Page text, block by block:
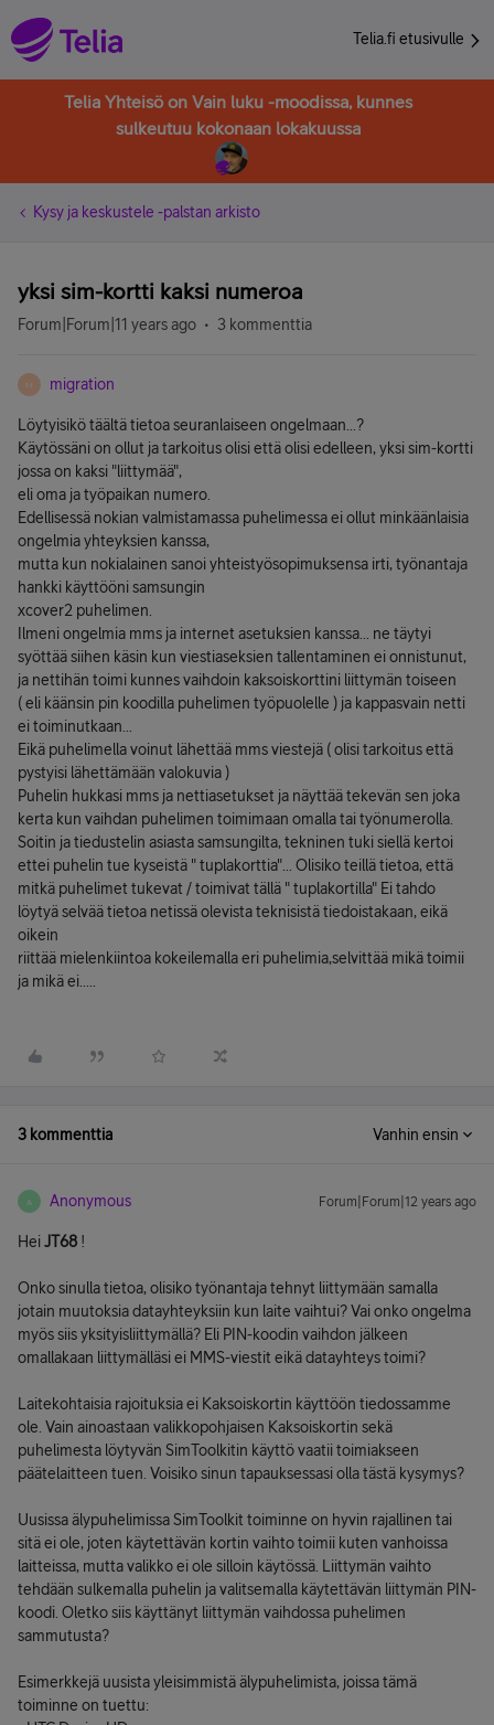
Telia.fi etusivulle
Telia Yhteisö on Vain luku -moodissa, kunnes
sulkeutuu kokonaan lokakuussa
Kysy ja keskustele -palstan arkisto
yksi sim-kortti kaksi numeroa
Forum|Forum|11 years ago 3 kommenttia
M migration
Löytyisikö täältä tietoa seuranlaiseen ongelmaan...?
Käytössäni on ollut ja tarkoitus olisi että olisi edelleen, yksi sim-kortti
jossa on kaksi "liittymää",
eli oma ja työpaikan numero.
Edellisessä nokian valmistamassa puhelimessa ei ollut minkäänlaisia
ongelmia yhteyksien kanssa,
mutta kun nokialainen sanoi yhteistyösopimuksensa irti, työnantaja
hankki käyttööni samsungin
xcover2 puhelimen.
Ilmeni ongelmia mms ja internet asetuksien kanssa... ne täytyi
syöttää siihen käsin kun viestiaseksien tallentaminen ei onnistunut,
ja nettihän toimi kunnes vaihdoin kaksoiskorttini liittymän toiseen
( eli käänsin pin koodilla puhelimen työpuolelle ) ja kappasvain netti
ei toiminutkaan...
Eikä puhelimella voinut lähettää mms viestejä ( olisi tarkoitus että
pystyisi lähettämään valokuvia )
Puhelin hukkasi mms ja nettiasetukset ja näyttää tekevän sen joka
kerta kun vaihdan puhelimen toimimaan omalla tai työnumerolla.
Soitin ja tiedustelin asiasta samsungilta, tekninen tuki siellä kertoi
ettei puhelin tue kyseistä " tuplakorttia"... Olisiko teillä tietoa, että
mitkä puhelimet tukevat / toimivat tällä " tuplakortilla" Ei tahdo
löytyä selvää tietoa netissä olevista teknisistä tiedoistakaan, eikä
oikein
riittää mielenkiintoa kokeilemalla eri puhelimia,selvittää mikä toimii
ja mikä ei.....
3 kommenttia Vanhin ensin
A Anonymous Forum|Forum|12 years ago
HeiJT68 !
Onko sinulla tietoa, olisiko työnantaja tehnyt liittymään samalla
jotain muutoksia datayhteyksiin kun laite vaihtui? Vai onko ongelma
myös siis yksityisliittymällä? Eli PIN-koodin vaihdon jälkeen
omallakaan liittymälläsi ei MMS-viestit eikä datayhteys toimi?
Laitekohtaisia rajoituksia ei Kaksoiskortin käyttöön tiedossamme
ole. Vain ainoastaan valikkopohjaisen Kaksoiskortin sekä
puhelimesta löytyvän SimToolkitin käyttö vaatii toimiakseen
päätelaitteen tuen. Voisiko sinun tapauksessasi olla tästä kysymys?
Uusissa älypuhelimissa SimToolkit toiminne on hyvin rajallinen tai
sitä ei ole, joten käytettävän kortin vaihto toimii kuten vanhoissa
laitteissa, mutta valikko ei ole silloin käytössä. Liittymän vaihto
tehdään sulkemalla puhelin ja valitsemalla käytettävän liittymän PIN-
koodi. Oletko siis käyttänyt liittymän vaihdossa puhelimen
sammutusta?
Esimerkkejä uusista yleisimmistä älypuhelimista, joissa tämä
toiminne on tuettu: